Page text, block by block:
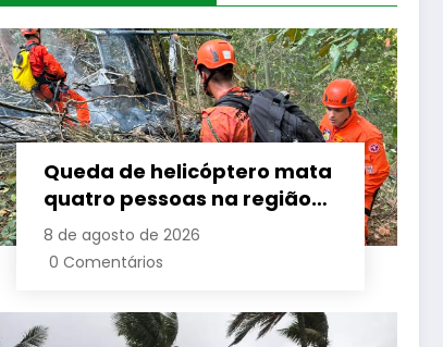
Queda de helicóptero mata
quatro pessoas na região
da Vista Chinesa, no Rio
8 de agosto de 2026
0 Comentários